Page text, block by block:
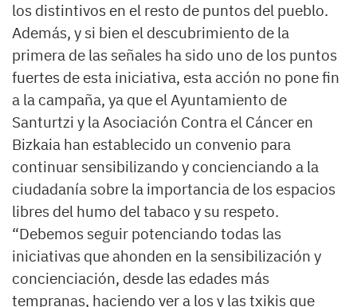
los distintivos en el resto de puntos del pueblo.
Además, y si bien el descubrimiento de la
primera de las señales ha sido uno de los puntos
fuertes de esta iniciativa, esta acción no pone fin
a la campaña, ya que el Ayuntamiento de
Santurtzi y la Asociación Contra el Cáncer en
Bizkaia han establecido un convenio para
continuar sensibilizando y concienciando a la
ciudadanía sobre la importancia de los espacios
libres del humo del tabaco y su respeto.
“Debemos seguir potenciando todas las
iniciativas que ahonden en la sensibilización y
concienciación, desde las edades más
tempranas, haciendo ver a los y las txikis que